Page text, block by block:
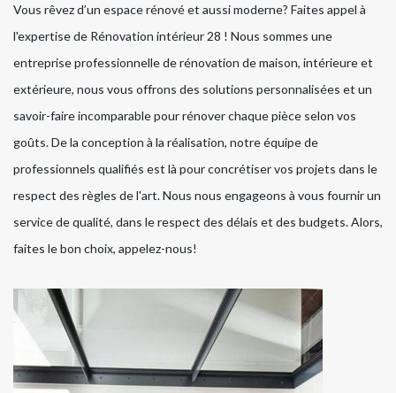
Vous rêvez d’un espace rénové et aussi moderne? Faites appel à
l'expertise de Rénovation intérieur 28 ! Nous sommes une
entreprise professionnelle de rénovation de maison, intérieure et
extérieure, nous vous offrons des solutions personnalisées et un
savoir-faire incomparable pour rénover chaque pièce selon vos
goûts. De la conception à la réalisation, notre équipe de
professionnels qualifiés est là pour concrétiser vos projets dans le
respect des règles de l'art. Nous nous engageons à vous fournir un
service de qualité, dans le respect des délais et des budgets. Alors,
faites le bon choix, appelez-nous!